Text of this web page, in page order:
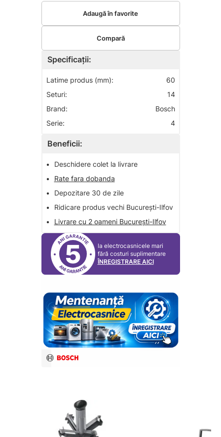
Specificații:
Latime produs (mm):
60
Seturi:
14
Brand:
Bosch
Serie:
4
Beneficii:
•
Deschidere colet la livrare
•
Rate fara dobanda
•
Depozitare 30 de zile
•
Ridicare produs vechi București-Ilfov
•
Livrare cu 2 oameni București-Ilfov
5
la electrocasnicele mari
fără costuri suplimentare
ÎNREGISTRARE AICI
Adaugă în favorite
Compară